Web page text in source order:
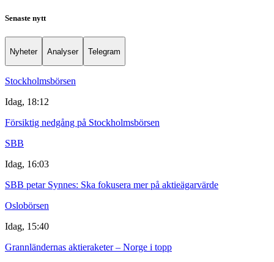
Senaste nytt
Nyheter Analyser Telegram
Stockholmsbörsen
Idag, 18:12
Försiktig nedgång på Stockholmsbörsen
SBB
Idag, 16:03
SBB petar Synnes: Ska fokusera mer på aktieägarvärde
Oslobörsen
Idag, 15:40
Grannländernas aktieraketer – Norge i topp